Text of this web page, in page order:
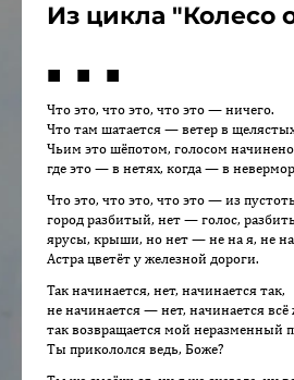
Из цикла "Колесо
■ ■ ■
Что это, что это, что это — ничего.
Что там шатается — ветер в
Чьим это шёпотом, голосом
где это — в нетях, когда — в
Что это, что это, что это — из
город разбитый, нет — голос,
ярусы, крыши, но нет — не на я, не
Астра цветёт у железной дороги.
Так начинается, нет, начинается так,
не начинается — нет, начинается всё
так возвращается мой неразменный
Ты прикололся ведь, Боже?